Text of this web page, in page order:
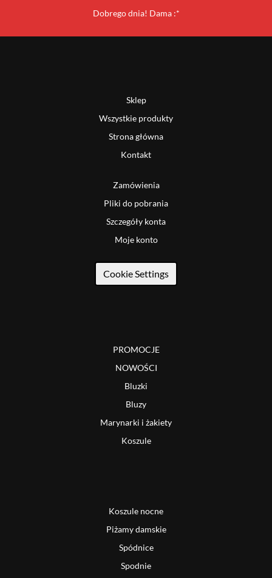
Dobrego dnia! Dama :*
Sklep
Wszystkie produkty
Strona główna
Kontakt
Zamówienia
Pliki do pobrania
Szczegóły konta
Moje konto
Cookie Settings
PROMOCJE
NOWOŚCI
Bluzki
Bluzy
Marynarki i żakiety
Koszule
Koszule nocne
Piżamy damskie
Spódnice
Spodnie